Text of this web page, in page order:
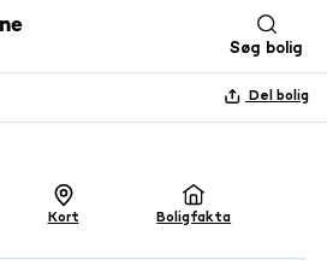
Søg bolig
Del bolig
+ 31 BILLEDER
Boligfakta
Kort